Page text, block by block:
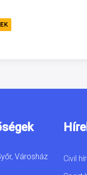
Városház
Civil